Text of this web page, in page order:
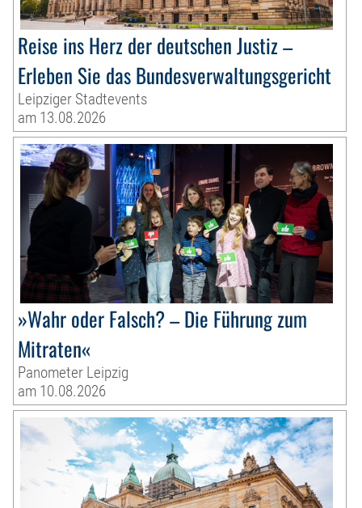
Reise ins Herz der deutschen Justiz –
Erleben Sie das Bundesverwaltungsgericht
Leipziger Stadtevents
am 13.08.2026
»Wahr oder Falsch? – Die Führung zum
Mitraten«
Panometer Leipzig
am 10.08.2026